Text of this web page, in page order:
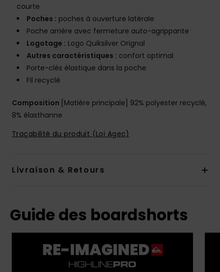
courte
Poches : poches à ouverture latérale
Poche arrière avec fermeture auto-agrippante
Logotage : Logo Quiksilver Orignal
Autres caractéristiques : confort optimal
Porte-clés élastique dans la poche
Fil recyclé
Composition [Matière principale] 92% polyester recyclé,
8% élasthanne
Traçabilité du produit (Loi Agec)
Livraison & Retours
Guide des boardshorts